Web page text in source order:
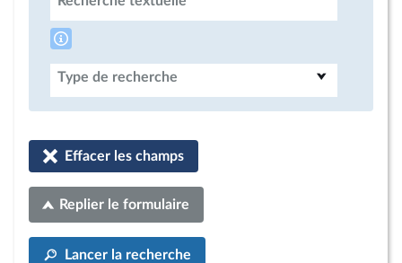
Type de recherche
Effacer les champs
Replier le formulaire
Lancer la recherche